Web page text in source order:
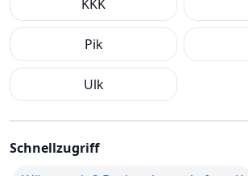
KKK
Pik
Ulk
Schnellzugriff